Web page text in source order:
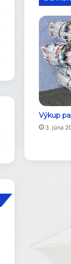
Výkup
3. júna